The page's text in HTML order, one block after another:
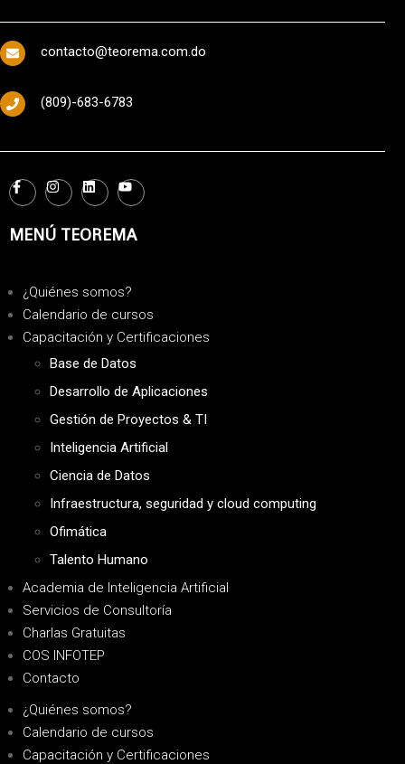
contacto@teorema.com.do
(809)-683-6783
MENÚ TEOREMA
¿Quiénes somos?
Calendario de cursos
Capacitación y Certificaciones
Base de Datos
Desarrollo de Aplicaciones
Gestión de Proyectos & TI
Inteligencia Artificial
Ciencia de Datos
Infraestructura, seguridad y cloud computing
Ofimática
Talento Humano
Academia de Inteligencia Artificial
Servicios de Consultoría
Charlas Gratuitas
COS INFOTEP
Contacto
¿Quiénes somos?
Calendario de cursos
Capacitación y Certificaciones